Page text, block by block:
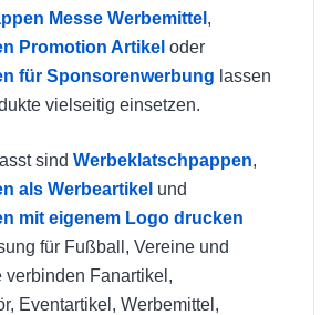
Messe Werbemittel ,
Promotion Artikel oder
für Sponsorenwerbung lassen
vielseitig einsetzen.
sind Werbeklatschpappen,
als Werbeartikel und
mit eigenem Logo drucken
für Fußball, Vereine und
verbinden Fanartikel,
Eventartikel, Werbemittel,